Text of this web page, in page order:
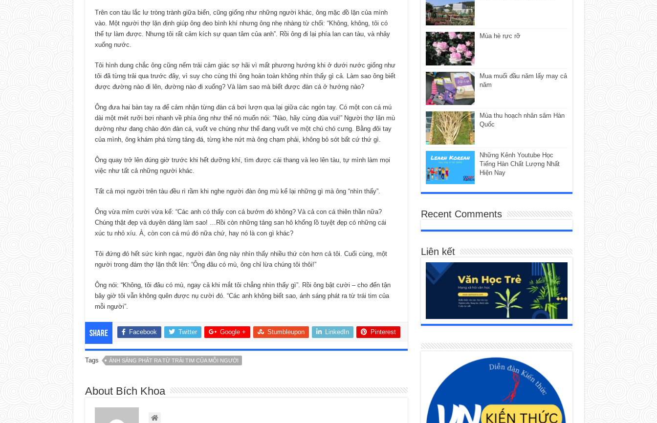
Trên con tàu lắc lư tròng trành giữa biển, cũng giống như những người khác, ông mặc đồ lặn của mình
vào. Một người thợ lặn định giúp ông đeo bình khí nhưng ông nhẹ nhàng từ chối: “Không, không, tôi có
thể tự làm được. Nhưng tôi rất cảm kích sự quan tâm của anh”. Rồi ông đi lại phía lan can tàu, và nhảy
xuống nước.
Tôi hình dung chắc ông cũng nếm trải cảm giác sợ hãi vì mất phương hướng khi ở dưới nước giống như
tôi đã từng trải qua trước đây, vì suy cho cùng thì ông hoàn toàn không nhìn thấy gì cả. Làm sao ông biết
được đường nào đi lên, đường nào đi xuống? Và làm sao mà biết được đàn cá ở hướng nào?
Ông đưa hai bàn tay ra để cảm nhận từng đàn cá bơi lượn qua lại giữa các ngón tay. Có một con cá mú
dài một mét rưỡi bơi nhanh về phía ông như thể nó muốn nói: “Nào, hãy cùng đùa vui!” Người thợ lặn mù
dường như đang chào đón đàn cá, vuốt ve chúng như thể đang vuốt ve một chú chó cưng. Bằng đôi tay
của mình, ông khám phá từng tảng đá, từng khe nứt mà ông chạm phải, không bỏ sót bất cứ thứ gì.
Ông quay trở lên đúng giờ trước khi hết dưỡng khí, tìm được cái thang và leo lên tàu, tự mình làm mọi
việc như tất cả những người khác.
Tất cả mọi người trên tàu đều rì rầm khi nghe người đàn ông mù kể lại những gì mà ông “nhìn thấy”.
Ông vừa mỉm cười vừa kể: “Các anh có thấy con cá bướm đó không? Và cả con cá thiên thần nữa?
Chúng thật đẹp và duyên dáng làm sao! …Rồi còn những tảng san hô khổng lồ tuyệt đẹp có những cái
xúc tu nhỏ xíu. À, còn con cá mú đó nữa chứ, hay nó là con gì khác?
Tôi đứng đó hết sức kinh ngạc, người đàn ông này nhìn thấy nhiều thứ còn hơn cả tôi. Cuối cùng, một
người trong đám thợ lặn thốt lên: “Ông đâu có mù, ông chỉ lừa chúng tôi thôi!”
Ông nói: “Không, tôi đâu có mù, ngay cả khi mắt tôi chẳng nhìn thấy gì”. Rồi ông bật cười – cho đến tận
bây giờ tôi vẫn không quên được nụ cười đó. “Các anh không biết sao, ánh sáng phát ra từ trái tim của
mỗi người”.
Share Facebook Twitter Google + Stumbleupon LinkedIn Pinterest
Tags ÁNH SÁNG PHÁT RA TỪ TRÁI TIM CỦA MỖI NGƯỜI
About Bích Khoa
Mùa hè rực rỡ
Mua muối đầu năm lấy may cả
năm
Mùa thu hoạch nhân sâm Hàn
Quốc
Những Kênh Youtube Học
Tiếng Hàn Chất Lượng Nhất
Hiện Nay
Recent Comments
Liên kết